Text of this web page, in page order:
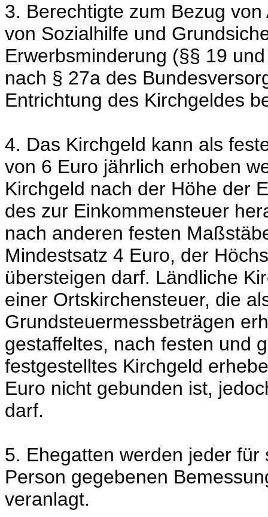
3. Berechtigte zum Bezug
von Sozialhilfe und
Erwerbsminderung (§§ 19
nach § 27a des
Entrichtung des Kirchgeldes
4. Das Kirchgeld kann als
von 6 Euro jährlich erhoben
Kirchgeld nach der Höhe der
des zur Einkommensteuer
nach anderen festen
Mindestsatz 4 Euro, der
übersteigen darf. Ländliche
einer Ortskirchensteuer, die
Grundsteuermessbeträgen
gestaffeltes, nach festen und
festgestelltes Kirchgeld
Euro nicht gebunden ist,
darf.
5. Ehegatten werden jeder
Person gegebenen
veranlagt.